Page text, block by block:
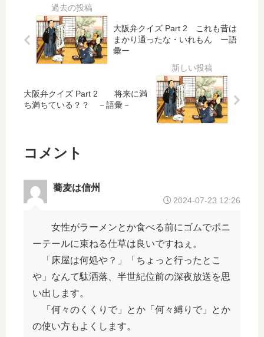
か
ま
す
－
大
ト
文
化
◆
rt 2
な
ん
な
ん
ー
ー
大
の
お
気
に
大阪弁クイズ Part 2 これも昔は
まかり通ったな・いれもん ー語
彙ー
大阪弁クイズ Part 2 将来に満
ち満ちている？？ －語彙－
コメント
蕎麦は信州
2024-07-23 12:26
女性がラーメンとか食べる前にゴムでポニ
ーテールに束ねる仕草は良いですねぇ。
「床屋は何処や？」「ちょっと行ったとこ
や」なんて駄洒落、半世紀位前の深夜放送を思
い出します。
「何々のくくりで」とか「何々縛りで」とか
の使い方もよくします。